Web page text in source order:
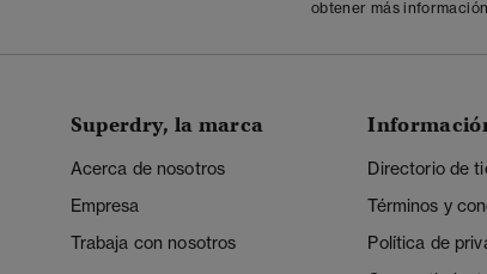
obtener más
Superdry, la marca
Acerca de nosotros
Empresa
Trabaja con nosotros
Directorio de
Términos y
Política de